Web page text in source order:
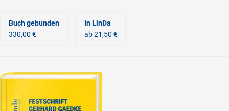
Buch gebunden
330,00 €
In LinDa
ab 21,50 €